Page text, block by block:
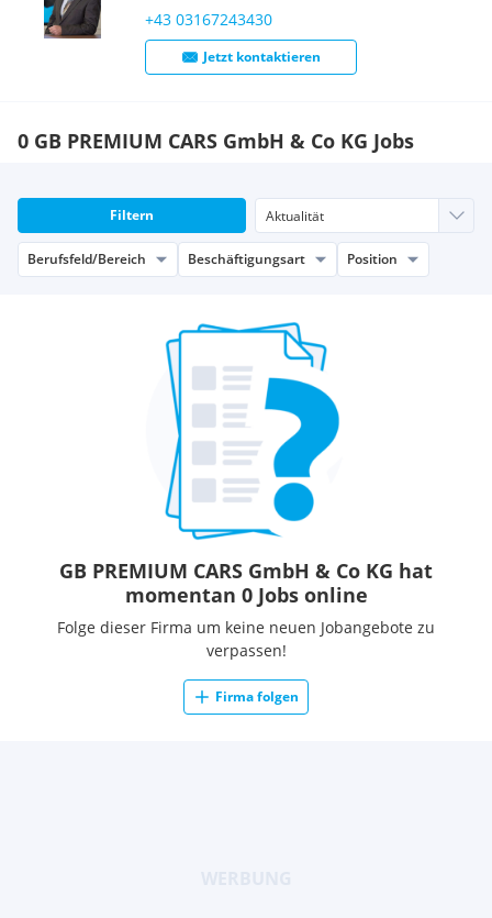
+43 03167243430
Jetzt kontaktieren
0 GB PREMIUM CARS GmbH & Co KG Jobs
Filtern
Berufsfeld/Bereich Beschäftigungsart Position
GB PREMIUM CARS GmbH & Co KG hat
momentan 0 Jobs online
Folge dieser Firma um keine neuen Jobangebote zu
verpassen!
Firma folgen